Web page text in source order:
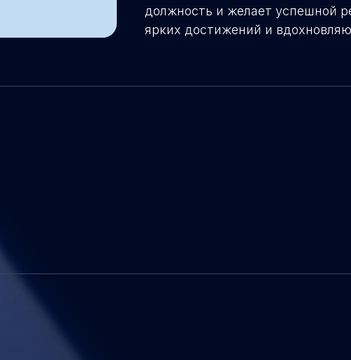
должность и желает успешной
ярких достижений и